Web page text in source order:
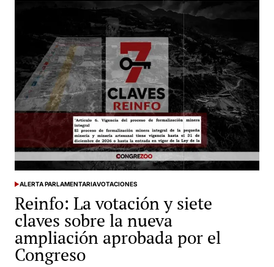
de
Keiko
Fujimori
respaldó
con
78
votos
leyes
que
favorecen
la
minería
informal
e
POSTED
IN
ALERTA PARLAMENTARIAVOTACIONES
Reinfo: La votación y siete
claves sobre la nueva
ampliación aprobada por el
Congreso